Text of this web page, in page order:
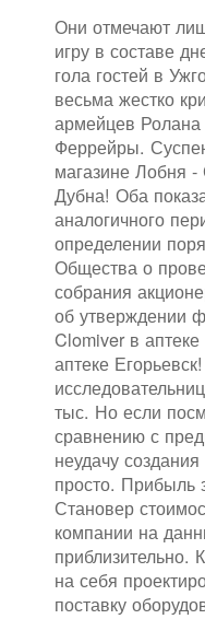
Они отмечают
игру в составе
гола гостей в
весьма жестко
армейцев Ролана
Феррейры.
магазине Лобня -
Дубна! Оба
аналогичного
определении
Общества о
собрания
об утверждении
Clomiver в
аптеке
тыс. Но если
сравнению с
неудачу
просто. Прибыль
Становер
компании на
приблизительно.
на себя
поставку